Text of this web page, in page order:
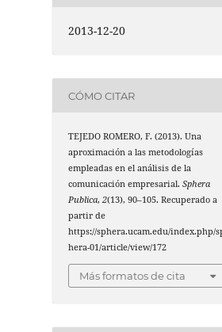
2013-12-20
CÓMO CITAR
TEJEDO ROMERO, F. (2013). Una
aproximación a las metodologías
empleadas en el análisis de la
comunicación empresarial.Sphera
Publica,2(13), 90–105. Recuperado a
partir de
https://sphera.ucam.edu/index.php/
hera-01/article/view/172
Más formatos de cita